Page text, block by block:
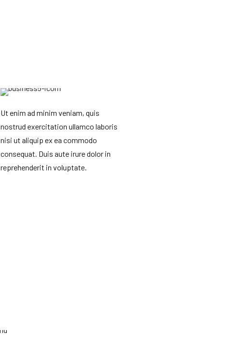
Ut enim ad minim veniam, quis
nostrud exercitation ullamco laboris
nisi ut aliquip ex ea commodo
consequat. Duis aute irure dolor in
reprehenderit in voluptate.